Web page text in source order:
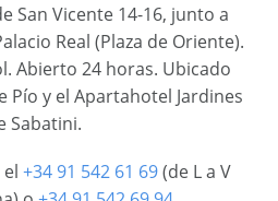
San Vicente 14-16, junto a
Real (Plaza de Oriente).
Abierto 24 horas. Ubicado
Pío y el Apartahotel Jardines
Sabatini.
+34 91 542 61 69(de L a V